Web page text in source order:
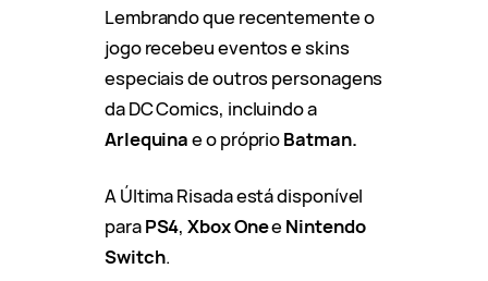
Lembrando que recentemente o
jogo recebeu eventos e skins
especiais de outros personagens
da DC Comics, incluindo a
Arlequinae o próprioBatman.
A Última Risada está disponível
paraPS4,Xbox OneeNintendo
Switch.